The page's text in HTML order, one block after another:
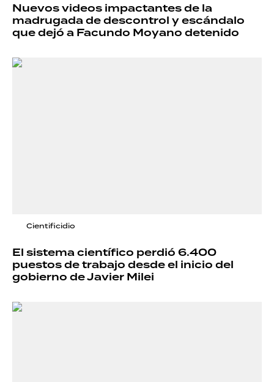
Nuevos videos impactantes de la
madrugada de descontrol y escándalo
que dejó a Facundo Moyano detenido
Cientificidio
El sistema científico perdió 6.400
puestos de trabajo desde el inicio del
gobierno de Javier Milei